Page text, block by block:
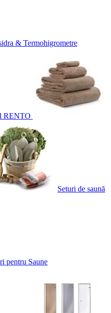
& Termohigrometre
RENTO
Seturi de saună
pentru Saune